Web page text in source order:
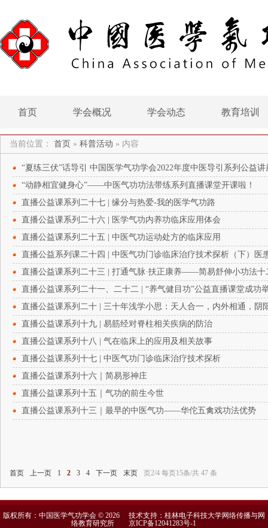
首页 学会概况 学会动态 教育培训
当前位置： 首页 » 科普活动 » 内容
“夏练三伏”话导引 中国医学气功学会2022年度中医导引系列公益
“动静相宜健身心”——中医气功功法带练系列直播课堂开课啦！
直播公益课系列二十七 | 缘分与热爱-我的医学气功路
直播公益课系列二十六 | 医学气功内养功临床应用体会
直播公益课系列二十五 | 中医气功运动处方的临床应用
直播公益系列课二十四 | 中医气功门诊临床治疗技术探析（下）医
直播公益课系列二十三 | 打通气脉·扶正康养——简易舒伸小功法十
直播公益课系列二十一、二十二 | “养气健目功”公益直播课堂成功
直播公益课系列二十 | 三十年浅学小思：天人合一，内外相通，阴
直播公益课系列十九 | 易筋经对脊柱相关疾病的防治
直播公益课系列十八 | 气在临床上的应用及相关故事
直播公益课系列十七 | 中医气功门诊临床治疗技术探析
直播公益课系列十六｜简易形神庄
直播公益课系列十五｜气功的前生今世
直播公益课系列十三｜最早的中医气功——华佗五禽戏功法优势
首页 上一页 1 2 3 4 下一页 末页 页2/4 每页15条/共 47 条
版权所有：中国医学气功学会 © 2026 技术支持：桂林电子科技大学网络传播与网
络教育研究所京ICP备12041283号-1